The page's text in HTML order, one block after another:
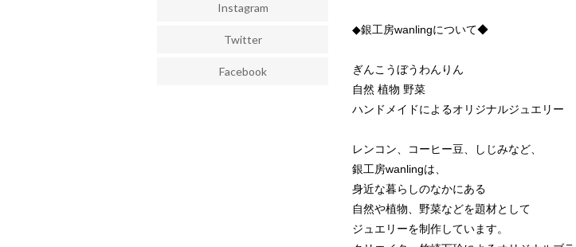
◆銀工房wanlingについて◆
ぎんこうぼうわんりん
自然 植物 野菜
ハンドメイドによるオリジナルジュエリー
レンコン、コーヒー豆、しじみなど、
銀工房wanlingは、
身近な暮らしのなかにある
自然や植物、野菜などを題材として
ジュエリーを制作しています。
Instagram
Twitter
Facebook